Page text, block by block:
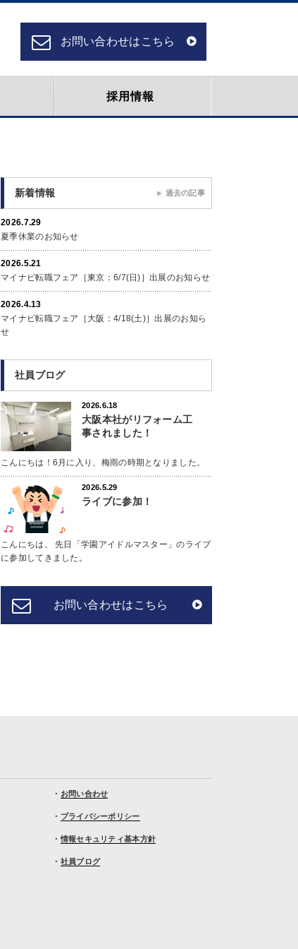
お問い合わせはこちら
採用情報
新着情報
2026.7.29
夏季休業のお知らせ
2026.5.21
マイナビ転職フェア［東京：6/7(日)］出展のお知らせ
2026.4.13
マイナビ転職フェア［大阪：4/18(土)］出展のお知ら
せ
過去の記事
社員ブログ
2026.6.18
大阪本社がリフォーム工
事されました！
こんにちは！6月に入り、梅雨の時期となりました。
2026.5.29
ライブに参加！
こんにちは。 先日「学園アイドルマスター」のライブ
に参加してきました。
お問い合わせはこちら
・ お問い合わせ
・ プライバシーポリシー
・情報セキュリティ基本方針
・ 社員ブログ